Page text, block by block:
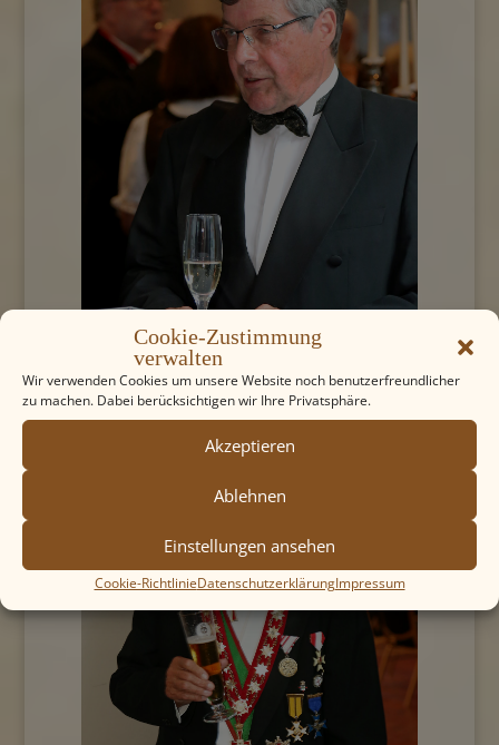
Cookie-Zustimmung
verwalten
Wir verwenden Cookies um unsere Website noch benutzerfreundlicher
zu machen. Dabei berücksichtigen wir Ihre Privatsphäre.
Akzeptieren
Ablehnen
Einstellungen ansehen
Cookie-RichtlinieDatenschutzerklärungImpressum